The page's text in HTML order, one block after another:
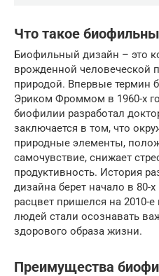
Что такое
Биофильный дизайн – это
врожденной человеческой
природой. Впервые термин
Эриком Фроммом в 1960-х
биофилии разработал
заключается в том, что
природные элементы,
самочувствие, снижает
продуктивность. История
дизайна берет начало в 80-
расцвет пришелся на 2010-
людей стали осознавать
здорового образа жизни.
Преимущества